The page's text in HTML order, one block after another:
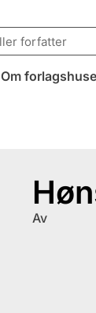
Om
Av